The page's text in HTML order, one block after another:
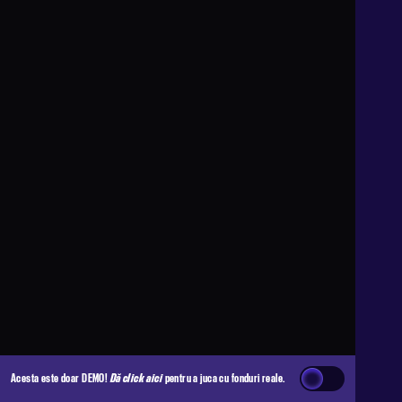
Acesta este doar DEMO!Dă click aicipentru a juca cu fonduri reale.